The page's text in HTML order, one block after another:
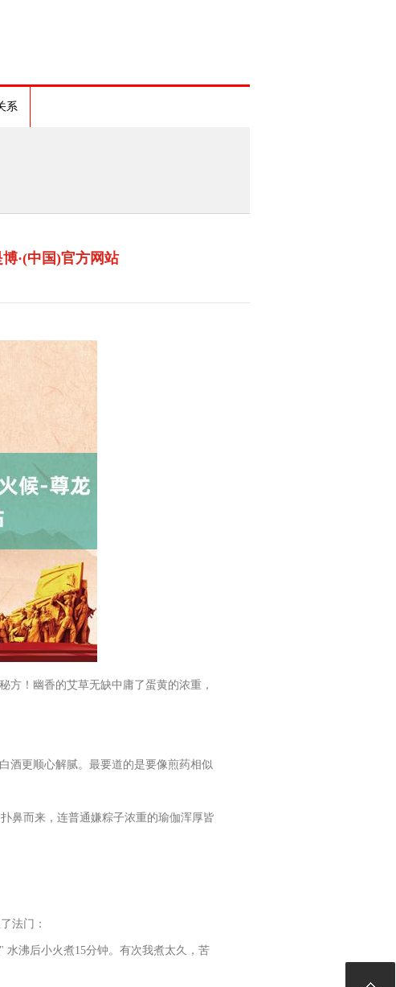
系
·(中国)官方网站
！幽香的艾草无缺中庸了蛋黄的浓重，
酒更顺心解腻。最要道的是要像煎药相似
鼻而来，连普通嫌粽子浓重的瑜伽浑厚皆
法门：
沸后小火煮15分钟。有次我煮太久，苦